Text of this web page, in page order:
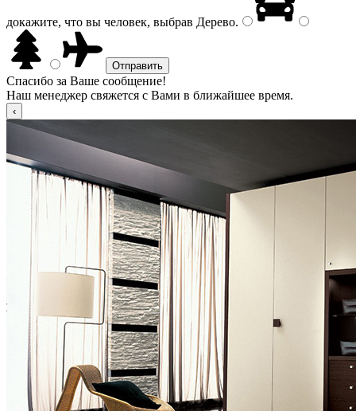
докажите, что вы человек, выбрав Дерево.
Спасибо за Ваше сообщение!
Наш менеджер свяжется с Вами в ближайшее время.